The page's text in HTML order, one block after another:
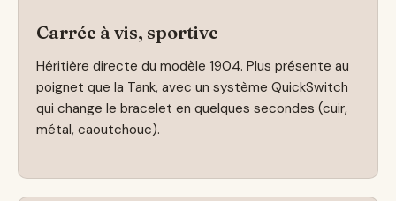
Carrée à vis, sportive
Héritière directe du modèle 1904. Plus présente au
poignet que la Tank, avec un système QuickSwitch
qui change le bracelet en quelques secondes (cuir,
métal, caoutchouc).